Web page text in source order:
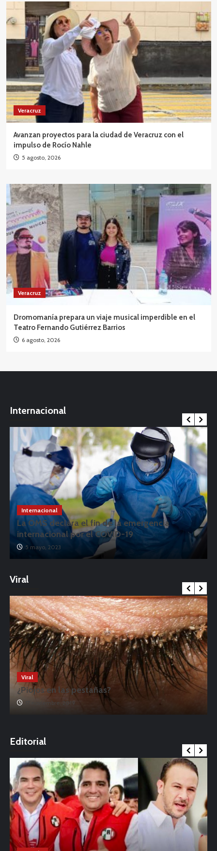
Veracruz
Avanzan proyectos para la ciudad de Veracruz con el
impulso de Rocío Nahle
5 agosto, 2026
Veracruz
Dromomanía prepara un viaje musical imperdible en el
Teatro Fernando Gutiérrez Barrios
6 agosto, 2026
Internacional
Internacional
La OMS declara el fin de la emergencia
internacional por el COVID-19
5 mayo, 2023
Viral
Viral
¿Piojos en las pestañas?
17 noviembre, 2019
Editorial